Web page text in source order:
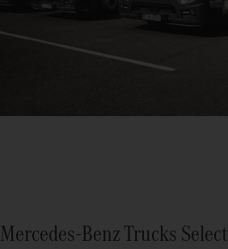
Mercedes‑Benz Trucks Select